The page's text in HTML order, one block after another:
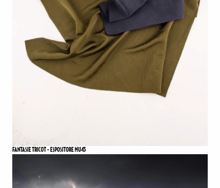
FANTASIE TRICOT - ESPOSITORE MU43